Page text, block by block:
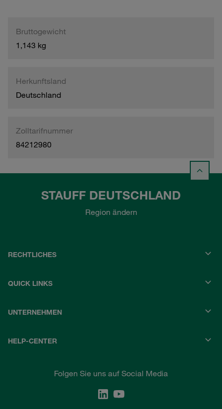
Bruttogewicht
1,143 kg
Herkunftsland
Deutschland
Zolltarifnummer
84212980
STAUFF DEUTSCHLAND
Region ändern
RECHTLICHES
QUICK LINKS
UNTERNEHMEN
HELP-CENTER
Folgen Sie uns auf Social Media